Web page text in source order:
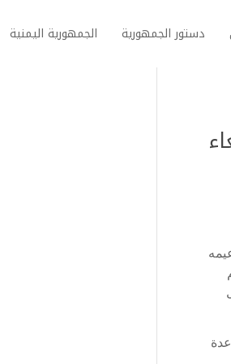
دستور الجمهورية الجمهورية اليمنية